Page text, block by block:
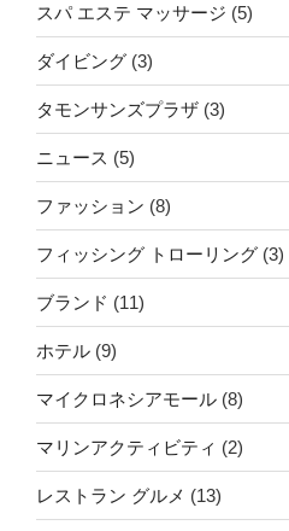
スパ エステ マッサージ (5)
ダイビング (3)
タモンサンズプラザ (3)
ニュース (5)
ファッション (8)
フィッシング トローリング (3)
ブランド (11)
ホテル (9)
マイクロネシアモール (8)
マリンアクティビティ (2)
レストラン グルメ (13)